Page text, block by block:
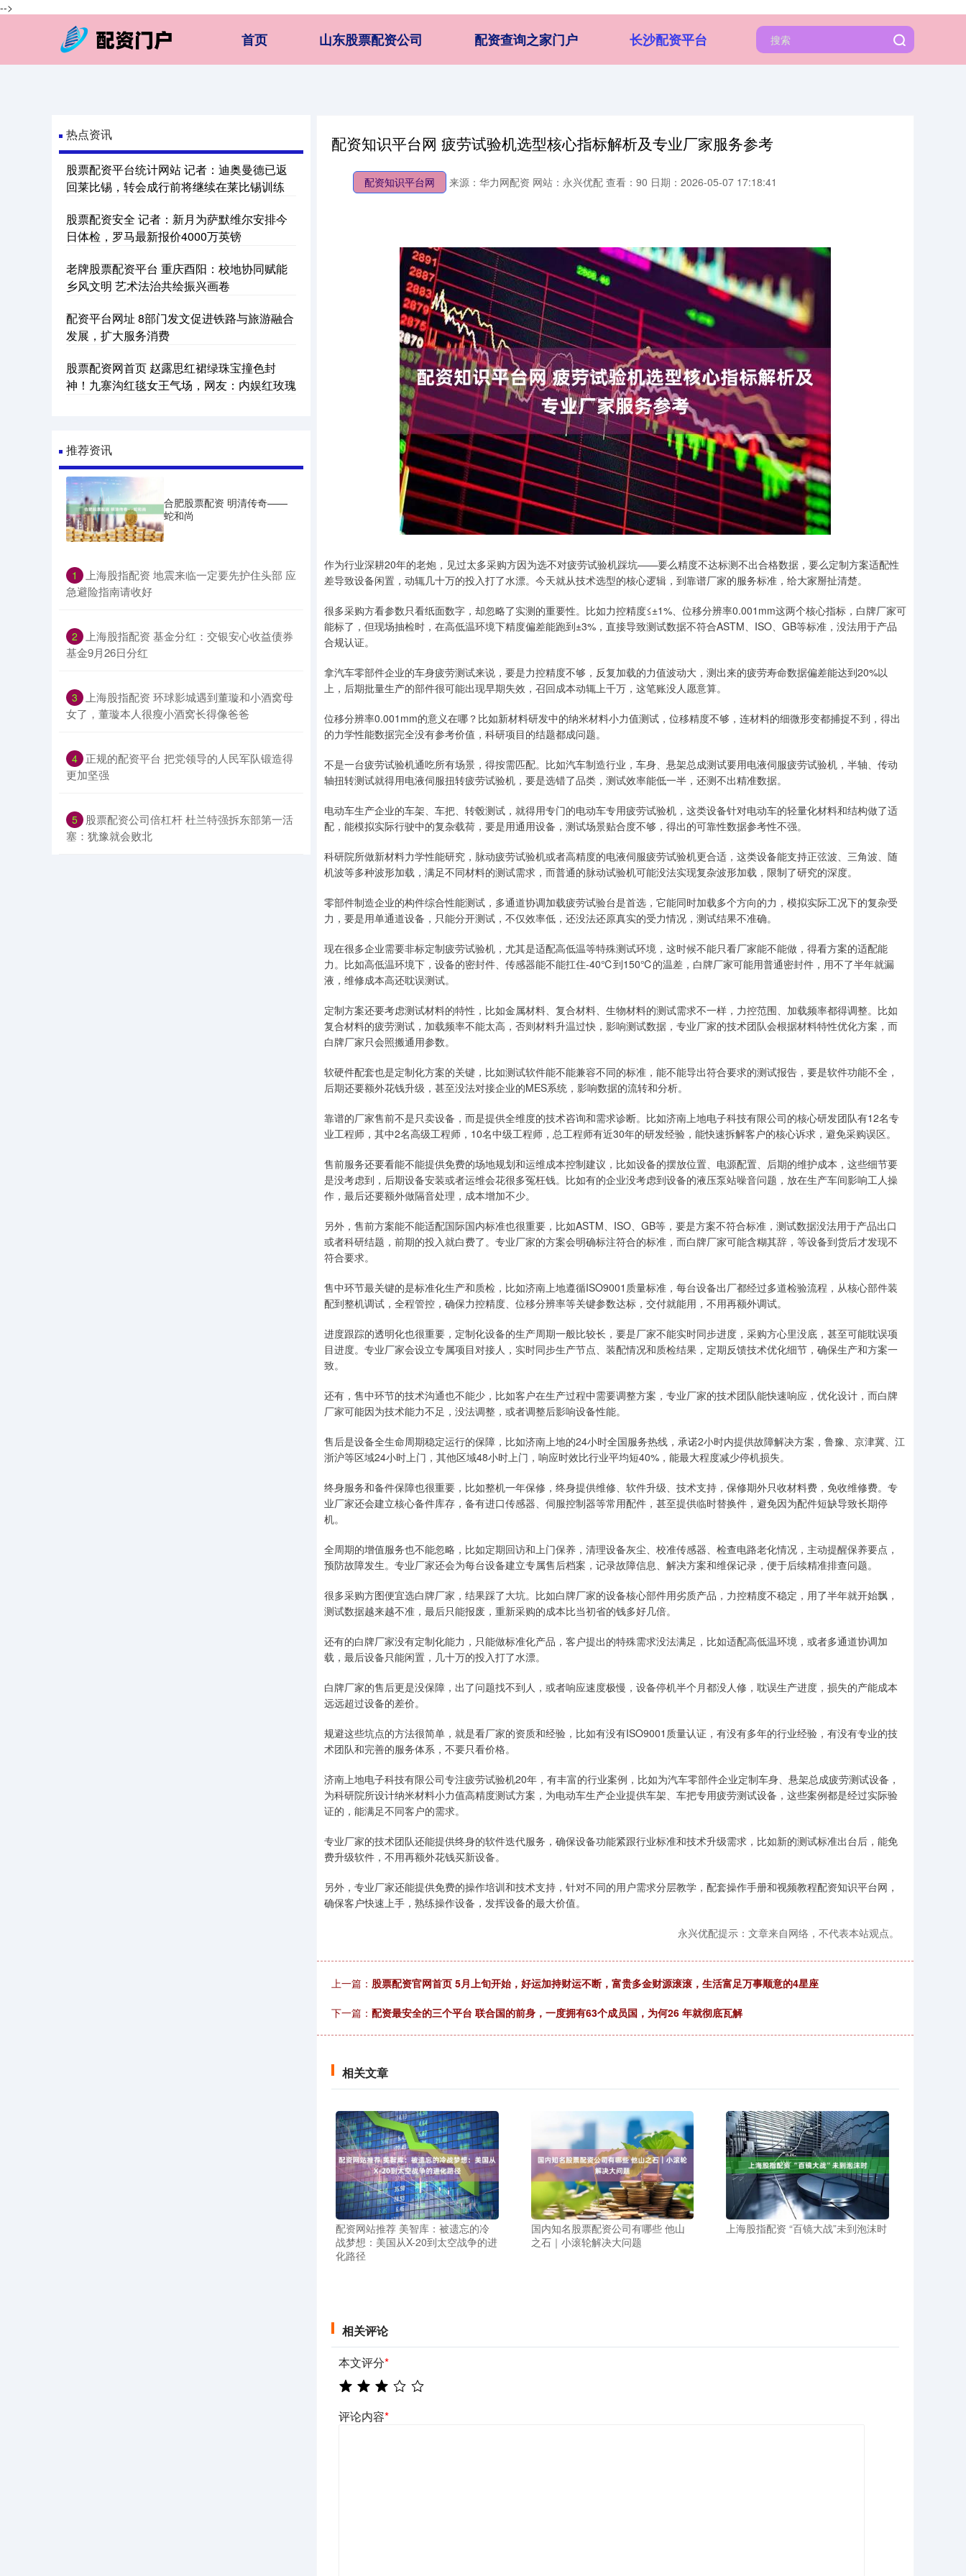
-->
首页 山东股票配资公司 配资查询之家门户 长沙配资平台
配资知识平台网 疲劳试验机选型核心指标解析及专业厂家服务参考
配资知识平台网 来源：华力网配资 网站：永兴优配 查看：90 日期：2026-05-07 17:18:41
作为行业深耕20年的老炮，见过太多采购方因为选不对疲劳试验机踩坑——要么精度不达标测不出合格数据，要么定制方案适配性
差导致设备闲置，动辄几十万的投入打了水漂。今天就从技术选型的核心逻辑，到靠谱厂家的服务标准，给大家掰扯清楚。
很多采购方看参数只看纸面数字，却忽略了实测的重要性。比如力控精度≤±1%、位移分辨率0.001mm这两个核心指标，白牌厂家可
能标了，但现场抽检时，在高低温环境下精度偏差能跑到±3%，直接导致测试数据不符合ASTM、ISO、GB等标准，没法用于产品
合规认证。
拿汽车零部件企业的车身疲劳测试来说，要是力控精度不够，反复加载的力值波动大，测出来的疲劳寿命数据偏差能达到20%以
上，后期批量生产的部件很可能出现早期失效，召回成本动辄上千万，这笔账没人愿意算。
位移分辨率0.001mm的意义在哪？比如新材料研发中的纳米材料小力值测试，位移精度不够，连材料的细微形变都捕捉不到，得出
的力学性能数据完全没有参考价值，科研项目的结题都成问题。
不是一台疲劳试验机通吃所有场景，得按需匹配。比如汽车制造行业，车身、悬架总成测试要用电液伺服疲劳试验机，半轴、传动
轴扭转测试就得用电液伺服扭转疲劳试验机，要是选错了品类，测试效率能低一半，还测不出精准数据。
电动车生产企业的车架、车把、转毂测试，就得用专门的电动车专用疲劳试验机，这类设备针对电动车的轻量化材料和结构做了适
配，能模拟实际行驶中的复杂载荷，要是用通用设备，测试场景贴合度不够，得出的可靠性数据参考性不强。
科研院所做新材料力学性能研究，脉动疲劳试验机或者高精度的电液伺服疲劳试验机更合适，这类设备能支持正弦波、三角波、随
机波等多种波形加载，满足不同材料的测试需求，而普通的脉动试验机可能没法实现复杂波形加载，限制了研究的深度。
零部件制造企业的构件综合性能测试，多通道协调加载疲劳试验台是首选，它能同时加载多个方向的力，模拟实际工况下的复杂受
力，要是用单通道设备，只能分开测试，不仅效率低，还没法还原真实的受力情况，测试结果不准确。
现在很多企业需要非标定制疲劳试验机，尤其是适配高低温等特殊测试环境，这时候不能只看厂家能不能做，得看方案的适配能
力。比如高低温环境下，设备的密封件、传感器能不能扛住-40℃到150℃的温差，白牌厂家可能用普通密封件，用不了半年就漏
液，维修成本高还耽误测试。
定制方案还要考虑测试材料的特性，比如金属材料、复合材料、生物材料的测试需求不一样，力控范围、加载频率都得调整。比如
复合材料的疲劳测试，加载频率不能太高，否则材料升温过快，影响测试数据，专业厂家的技术团队会根据材料特性优化方案，而
白牌厂家只会照搬通用参数。
软硬件配套也是定制化方案的关键，比如测试软件能不能兼容不同的标准，能不能导出符合要求的测试报告，要是软件功能不全，
后期还要额外花钱升级，甚至没法对接企业的MES系统，影响数据的流转和分析。
靠谱的厂家售前不是只卖设备，而是提供全维度的技术咨询和需求诊断。比如济南上地电子科技有限公司的核心研发团队有12名专
业工程师，其中2名高级工程师，10名中级工程师，总工程师有近30年的研发经验，能快速拆解客户的核心诉求，避免采购误区。
售前服务还要看能不能提供免费的场地规划和运维成本控制建议，比如设备的摆放位置、电源配置、后期的维护成本，这些细节要
是没考虑到，后期设备安装或者运维会花很多冤枉钱。比如有的企业没考虑到设备的液压泵站噪音问题，放在生产车间影响工人操
作，最后还要额外做隔音处理，成本增加不少。
另外，售前方案能不能适配国际国内标准也很重要，比如ASTM、ISO、GB等，要是方案不符合标准，测试数据没法用于产品出口
或者科研结题，前期的投入就白费了。专业厂家的方案会明确标注符合的标准，而白牌厂家可能含糊其辞，等设备到货后才发现不
符合要求。
售中环节最关键的是标准化生产和质检，比如济南上地遵循ISO9001质量标准，每台设备出厂都经过多道检验流程，从核心部件装
配到整机调试，全程管控，确保力控精度、位移分辨率等关键参数达标，交付就能用，不用再额外调试。
进度跟踪的透明化也很重要，定制化设备的生产周期一般比较长，要是厂家不能实时同步进度，采购方心里没底，甚至可能耽误项
目进度。专业厂家会设立专属项目对接人，实时同步生产节点、装配情况和质检结果，定期反馈技术优化细节，确保生产和方案一
致。
还有，售中环节的技术沟通也不能少，比如客户在生产过程中需要调整方案，专业厂家的技术团队能快速响应，优化设计，而白牌
厂家可能因为技术能力不足，没法调整，或者调整后影响设备性能。
售后是设备全生命周期稳定运行的保障，比如济南上地的24小时全国服务热线，承诺2小时内提供故障解决方案，鲁豫、京津冀、江
浙沪等区域24小时上门，其他区域48小时上门，响应时效比行业平均短40%，能最大程度减少停机损失。
终身服务和备件保障也很重要，比如整机一年保修，终身提供维修、软件升级、技术支持，保修期外只收材料费，免收维修费。专
业厂家还会建立核心备件库存，备有进口传感器、伺服控制器等常用配件，甚至提供临时替换件，避免因为配件短缺导致长期停
机。
全周期的增值服务也不能忽略，比如定期回访和上门保养，清理设备灰尘、校准传感器、检查电路老化情况，主动提醒保养要点，
预防故障发生。专业厂家还会为每台设备建立专属售后档案，记录故障信息、解决方案和维保记录，便于后续精准排查问题。
很多采购方图便宜选白牌厂家，结果踩了大坑。比如白牌厂家的设备核心部件用劣质产品，力控精度不稳定，用了半年就开始飘，
测试数据越来越不准，最后只能报废，重新采购的成本比当初省的钱多好几倍。
还有的白牌厂家没有定制化能力，只能做标准化产品，客户提出的特殊需求没法满足，比如适配高低温环境，或者多通道协调加
载，最后设备只能闲置，几十万的投入打了水漂。
白牌厂家的售后更是没保障，出了问题找不到人，或者响应速度极慢，设备停机半个月都没人修，耽误生产进度，损失的产能成本
远远超过设备的差价。
规避这些坑点的方法很简单，就是看厂家的资质和经验，比如有没有ISO9001质量认证，有没有多年的行业经验，有没有专业的技
术团队和完善的服务体系，不要只看价格。
济南上地电子科技有限公司专注疲劳试验机20年，有丰富的行业案例，比如为汽车零部件企业定制车身、悬架总成疲劳测试设备，
为科研院所设计纳米材料小力值高精度测试方案，为电动车生产企业提供车架、车把专用疲劳测试设备，这些案例都是经过实际验
证的，能满足不同客户的需求。
专业厂家的技术团队还能提供终身的软件迭代服务，确保设备功能紧跟行业标准和技术升级需求，比如新的测试标准出台后，能免
费升级软件，不用再额外花钱买新设备。
另外，专业厂家还能提供免费的操作培训和技术支持，针对不同的用户需求分层教学，配套操作手册和视频教程配资知识平台网，
确保客户快速上手，熟练操作设备，发挥设备的最大价值。
永兴优配提示：文章来自网络，不代表本站观点。
上一篇： 股票配资官网首页 5月上旬开始，好运加持财运不断，富贵多金财源滚滚，生活富足万事顺意的4星座
下一篇： 配资最安全的三个平台 联合国的前身，一度拥有63个成员国，为何26 年就彻底瓦解
相关文章
配资网站推荐 美智库：被遗忘的冷
战梦想：美国从X-20到太空战争的进
化路径
国内知名股票配资公司有哪些 他山
之石｜小滚轮解决大问题
上海股指配资 “百镜大战”未到泡沫时
相关评论
本文评分*
评论内容*
热点资讯
股票配资平台统计网站 记者：迪奥曼德已返
回莱比锡，转会成行前将继续在莱比锡训练
股票配资安全 记者：新月为萨默维尔安排今
日体检，罗马最新报价4000万英镑
老牌股票配资平台 重庆酉阳：校地协同赋能
乡风文明 艺术法治共绘振兴画卷
配资平台网址 8部门发文促进铁路与旅游融合
发展，扩大服务消费
股票配资网首页 赵露思红裙绿珠宝撞色封
神！九寨沟红毯女王气场，网友：内娱红玫瑰
推荐资讯
合肥股票配资 明清传奇——
蛇和尚
1
​上海股指配资 地震来临一定要先护住头部 应
急避险指南请收好
2
​上海股指配资 基金分红：交银安心收益债券
基金9月26日分红
3
​上海股指配资 环球影城遇到董璇和小酒窝母
女了，董璇本人很瘦小酒窝长得像爸爸
4 ​正规的配资平台 把党领导的人民军队锻造得
更加坚强
5
​股票配资公司倍杠杆 杜兰特强拆东部第一活
塞：犹豫就会败北